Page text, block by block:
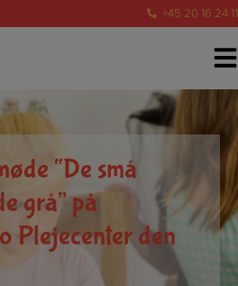
+45 20 16 24 11
“De små
grå” på
Plejecenter den